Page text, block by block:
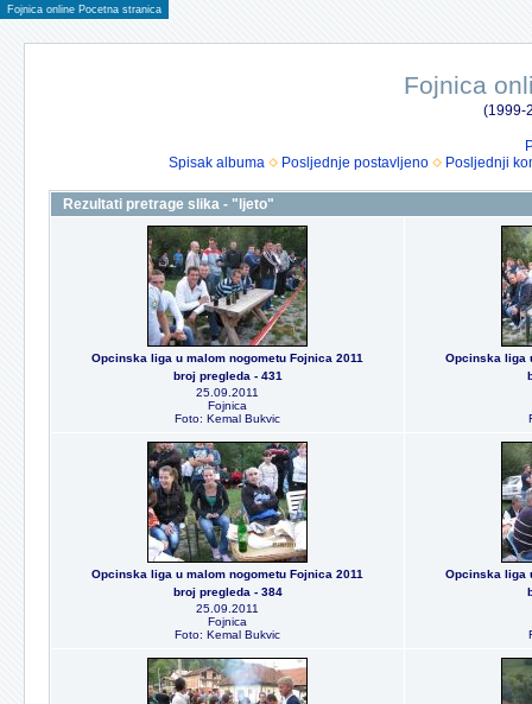
Fojnica online Pocetna stranica
Fojnica
(1999-
Spisak albuma
Posljednje postavljeno Posljednji
Rezultati pretrage slika - "ljeto"
Opcinska liga u malom nogometu Fojnica 2011
broj pregleda - 431
25.09.2011
Fojnica
Foto: Kemal Bukvic
Opcinska liga
Opcinska liga u malom nogometu Fojnica 2011
broj pregleda - 384
25.09.2011
Fojnica
Foto: Kemal Bukvic
Opcinska liga